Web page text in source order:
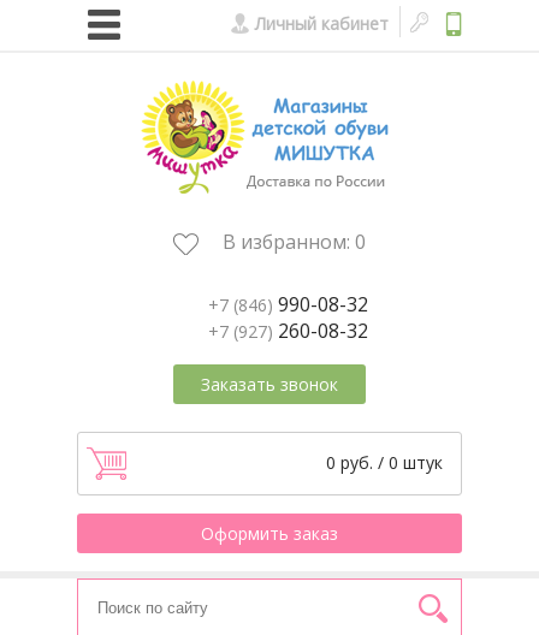
Личный кабинет
В избранном: 0
+7 (846) 990-08-32
+7 (927) 260-08-32
Заказать звонок
0 руб. / 0 штук
Оформить заказ